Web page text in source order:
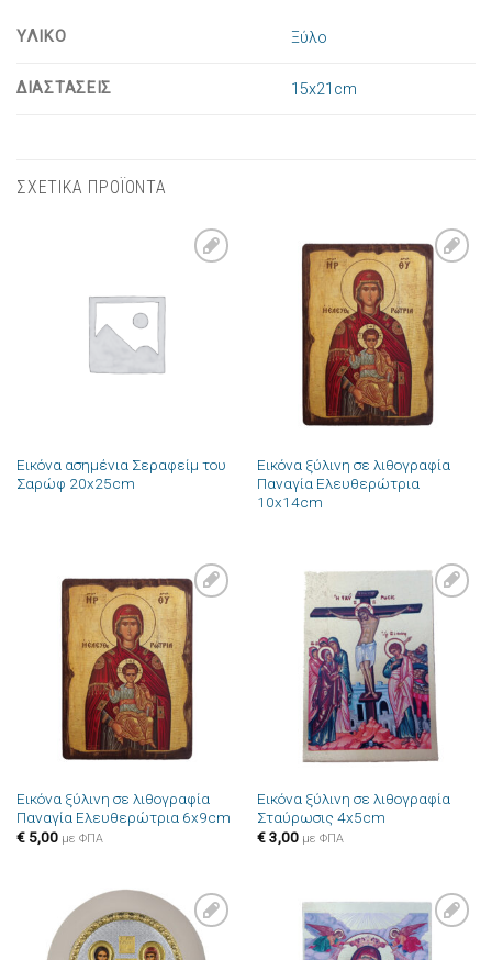
ΥΛΙΚΟ Ξύλο
ΔΙΑΣΤΑΣΕΙΣ 15x21cm
ΣΧΕΤΙΚΑ ΠΡΟΪΟΝΤΑ
στην λίστα
Εικόνα ασημένια Σεραφείμ του
Σαρώφ 20x25cm
Πρόσθήκη
στην λίστα
επιθυμιών
Εικόνα ξύλινη σε λιθογραφία
Παναγία Ελευθερώτρια
10x14cm
Πρόσθήκη
στην λίστα
επιθυμιών
Εικόνα ξύλινη σε λιθογραφία
Παναγία Ελευθερώτρια 6x9cm
€5,00 με ΦΠΑ
Πρόσθήκη
στην λίστα
επιθυμιών
Εικόνα ξύλινη σε λιθογραφία
Σταύρωσις 4x5cm
€3,00 με ΦΠΑ
Πρόσθήκη
Πρόσθήκη